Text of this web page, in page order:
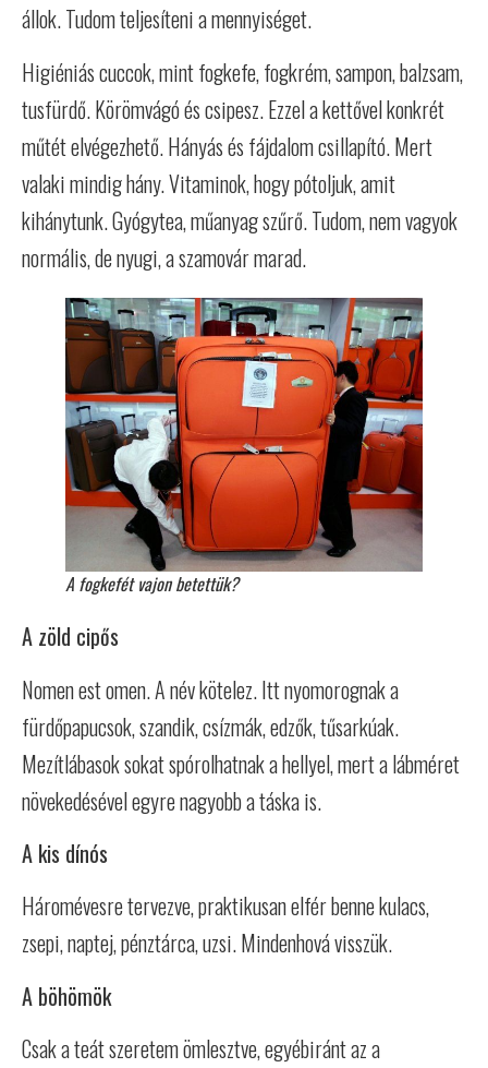
állok. Tudom teljesíteni a mennyiséget.
Higiéniás cuccok, mint fogkefe, fogkrém, sampon, balzsam,
tusfürdő. Körömvágó és csipesz. Ezzel a kettővel konkrét
műtét elvégezhető. Hányás és fájdalom csillapító. Mert
valaki mindig hány. Vitaminok, hogy pótoljuk, amit
kihánytunk. Gyógytea, műanyag szűrő. Tudom, nem vagyok
normális, de nyugi, a szamovár marad.
A fogkefét vajon betettük?
A zöld cipős
Nomen est omen. A név kötelez. Itt nyomorognak a
fürdőpapucsok, szandik, csízmák, edzők, tűsarkúak.
Mezítlábasok sokat spórolhatnak a hellyel, mert a lábméret
növekedésével egyre nagyobb a táska is.
A kis dínós
Háromévesre tervezve, praktikusan elfér benne kulacs,
zsepi, naptej, pénztárca, uzsi. Mindenhová visszük.
A böhömök
Csak a teát szeretem ömlesztve, egyébiránt az a